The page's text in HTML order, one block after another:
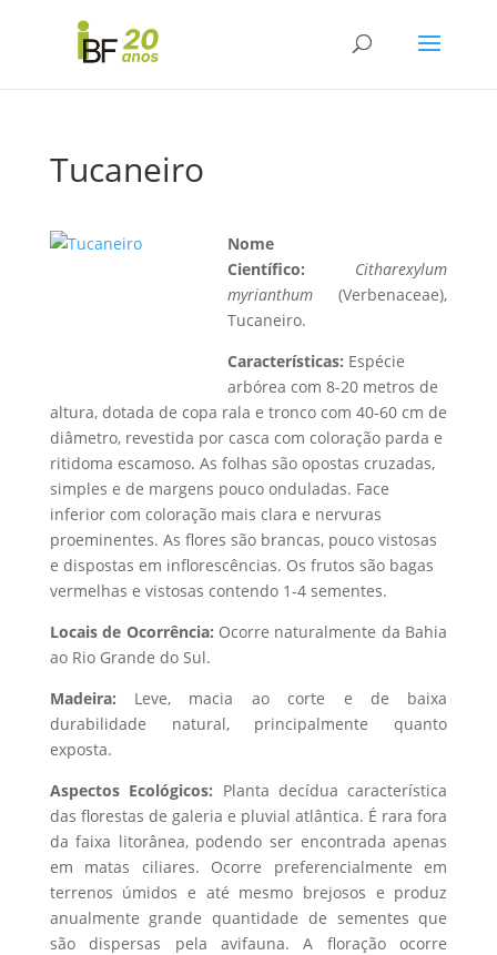
Tucaneiro
Nome
Científico: Citharexylum
myrianthum(Verbenaceae),
Tucaneiro.
Características: Espécie
arbórea com 8-20 metros de
altura, dotada de copa rala e tronco com 40-60 cm de
diâmetro, revestida por casca com coloração parda e
ritidoma escamoso. As folhas são opostas cruzadas,
simples e de margens pouco onduladas. Face
inferior com coloração mais clara e nervuras
proeminentes. As flores são brancas, pouco vistosas
e dispostas em inflorescências. Os frutos são bagas
vermelhas e vistosas contendo 1-4 sementes.
Locais de Ocorrência: Ocorre naturalmente da Bahia
ao Rio Grande do Sul.
Madeira: Leve, macia ao corte e de baixa
durabilidade natural, principalmente quanto
exposta.
Aspectos Ecológicos: Planta decídua característica
das florestas de galeria e pluvial atlântica. É rara fora
da faixa litorânea, podendo ser encontrada apenas
em matas ciliares. Ocorre preferencialmente em
terrenos úmidos e até mesmo brejosos e produz
anualmente grande quantidade de sementes que
são dispersas pela avifauna. A floração ocorre